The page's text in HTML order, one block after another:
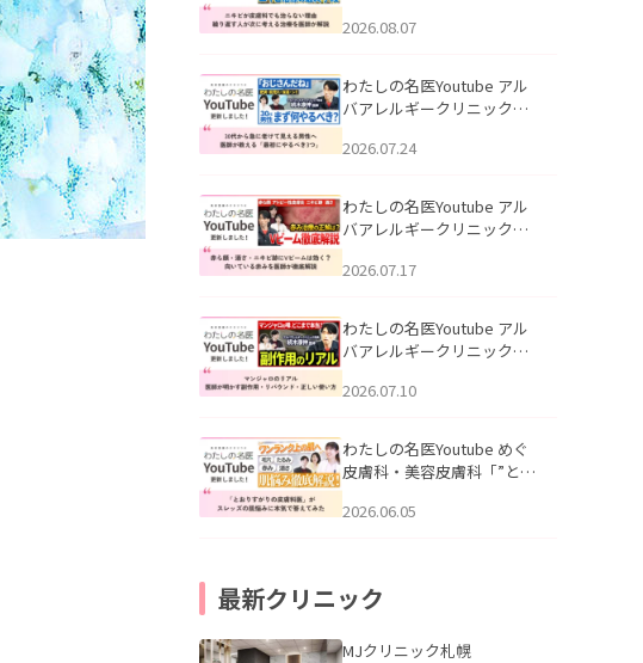
らない理由｜繰り返す人が
説」を公開いたしました。
2026.08.07
わたしの名医Youtube アル
バアレルギークリニック札
える男性へ｜医師が教える
公開いたしました。
2026.07.24
わたしの名医Youtube アル
バアレルギークリニック札
跡にVビームは効く？向いて
説」を公開いたしました。
2026.07.17
わたしの名医Youtube アル
バアレルギークリニック札
医師が明かす副作用・リバ
公開いたしました。
2026.07.10
わたしの名医Youtube めぐ
皮膚科・美容皮膚科「”とお
ッズの肌悩みに本気で答え
2026.06.05
最新クリニック
MJクリニック札幌